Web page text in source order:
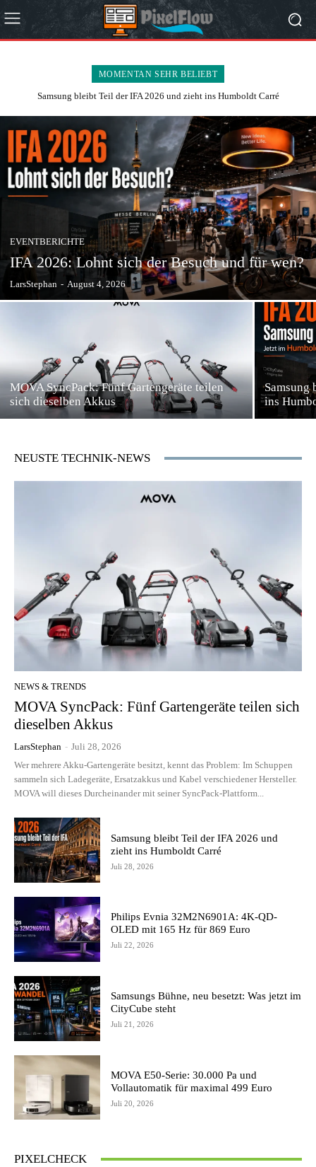
MOMENTAN SEHR BELIEBT
Samsung bleibt Teil der IFA 2026 und zieht ins Humboldt Carré
Philips Evnia 32M2N6901A: 4K-QD-OLED mit 165 Hz für 869 Euro
EVENTBERICHTE
IFA 2026: Lohnt sich der Besuch und für wen?
LarsStephan - August 4, 2026
MOVA SyncPack: Fünf Gartengeräte teilen
sich dieselben Akkus
Samsung
ins
NEUSTE TECHNIK-NEWS
NEWS & TRENDS
MOVA SyncPack: Fünf Gartengeräte teilen sich
dieselben Akkus
LarsStephan - Juli 28, 2026
Wer mehrere Akku-Gartengeräte besitzt, kennt das Problem: Im Schuppen
sammeln sich Ladegeräte, Ersatzakkus und Kabel verschiedener Hersteller.
MOVA will dieses Durcheinander mit seiner SyncPack-Plattform...
Samsung bleibt Teil der IFA 2026 und
zieht ins Humboldt Carré
Juli 28, 2026
Philips Evnia 32M2N6901A: 4K-QD-
OLED mit 165 Hz für 869 Euro
Juli 22, 2026
Samsungs Bühne, neu besetzt: Was jetzt im
CityCube steht
Juli 21, 2026
MOVA E50-Serie: 30.000 Pa und
Vollautomatik für maximal 499 Euro
Juli 20, 2026
PIXELCHECK